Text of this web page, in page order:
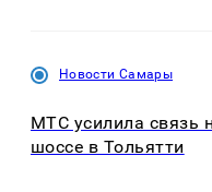
Новости Самары
МТС усилила
шоссе в Тольятти